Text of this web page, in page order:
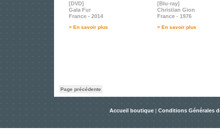
[DVD]
Gala Fur
France - 2014
> En savoir plus
[Blu-ray]
Christian Gion
France - 1976
> En savoir plus
Page précédente
Accueil boutique | Conditions Générales